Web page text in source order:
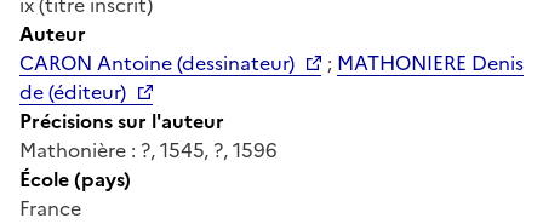
Auteur
CARON Antoine (dessinateur)
; MATHONIERE Denis
de (éditeur)
Précisions sur l'auteur
Mathonière : ?, 1545, ?, 1596
École (pays)
France